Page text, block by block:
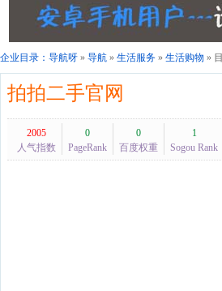
企业目录： 导航呀 » 导航 » 生活服务 » 生活购物 »
拍拍二手官网
2005
人气指数
0
PageRank
0
百度权重
1
Sogou Rank